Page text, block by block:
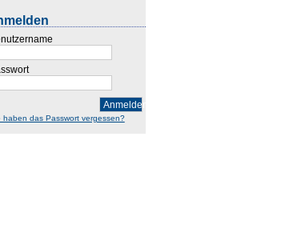
Anmelden
haben das Passwort vergessen?